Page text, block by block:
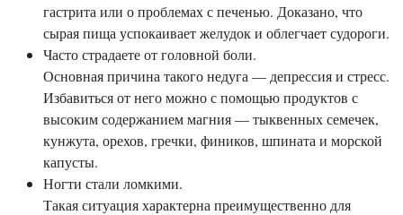
гастрита или о проблемах с печенью. Доказано, что
сырая пища успокаивает желудок и облегчает судороги.
Часто страдаете от головной боли.
Основная причина такого недуга — депрессия и стресс.
Избавиться от него можно с помощью продуктов с
высоким содержанием магния — тыквенных семечек,
кунжута, орехов, гречки, фиников, шпината и морской
капусты.
Ногти стали ломкими.
Такая ситуация характерна преимущественно для